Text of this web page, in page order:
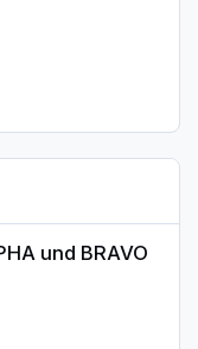
und BRAVO